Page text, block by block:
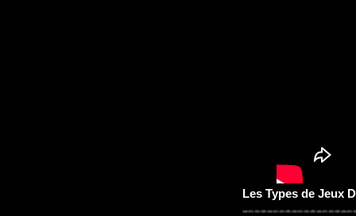
Les Types de Jeux